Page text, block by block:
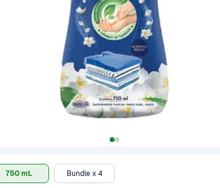
750 mL Bundle x 4